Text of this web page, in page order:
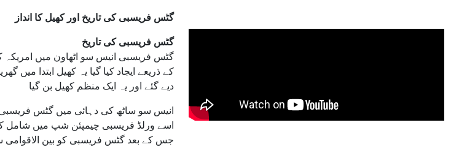
گٹس فریسبی کی تاریخ اور کھیل کا انداز
گٹس فریسبی کی تاریخ
گٹس فریسبی انیس سو اٹھاون میں امریکہ
کے ذریعے ایجاد کیا گیا یہ کھیل ابتدا
دیے گئے اور یہ ایک منظم کھیل بن گیا
انیس سو ساٹھ کی دہائی میں گٹس
اسے ورلڈ فریسبی چیمپئن شپ میں شامل
جس کے بعد گٹس فریسبی کو بین الاقوامی